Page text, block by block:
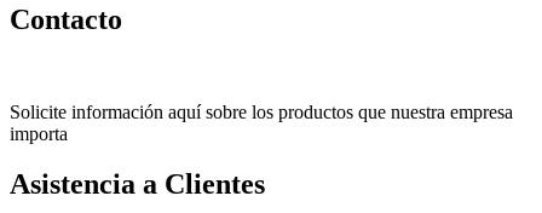
Contacto
Solicite información aquí sobre los productos que nuestra empresa
importa
Asistencia a Clientes